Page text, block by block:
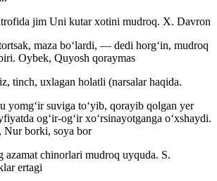
jim Uni kutar xotini mudroq. X. Davron
maza boʻlardi, — dedi horgʻin, mudroq
Oybek, Quyosh qoraymas
tinch, uxlagan holatli (narsalar haqida.
yomgʻir suviga toʻyib, qorayib qolgan yer
ogʻir-ogʻir xoʻrsinayotganga oʻxshaydi.
Nur borki, soya bor
azamat chinorlari mudroq uyquda. S.
ertagi